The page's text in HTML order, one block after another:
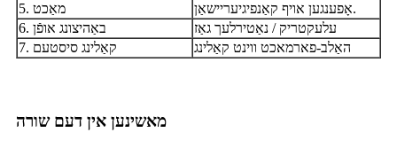
5. מאַכט
אָפענגען אויף קאַנפיגיעריישאַן.
6. באַהיצונג אופֿן
עלעקטריק / נאַטירלעך גאַז
7. קאַלינג סיסטעם
האַלב-פארמאכט ווינט קאַלינג
מאשינען אין דעם שורה